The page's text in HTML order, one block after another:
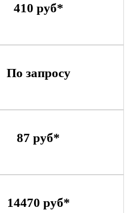
410 руб*
По запросу
87 руб*
14470 руб*